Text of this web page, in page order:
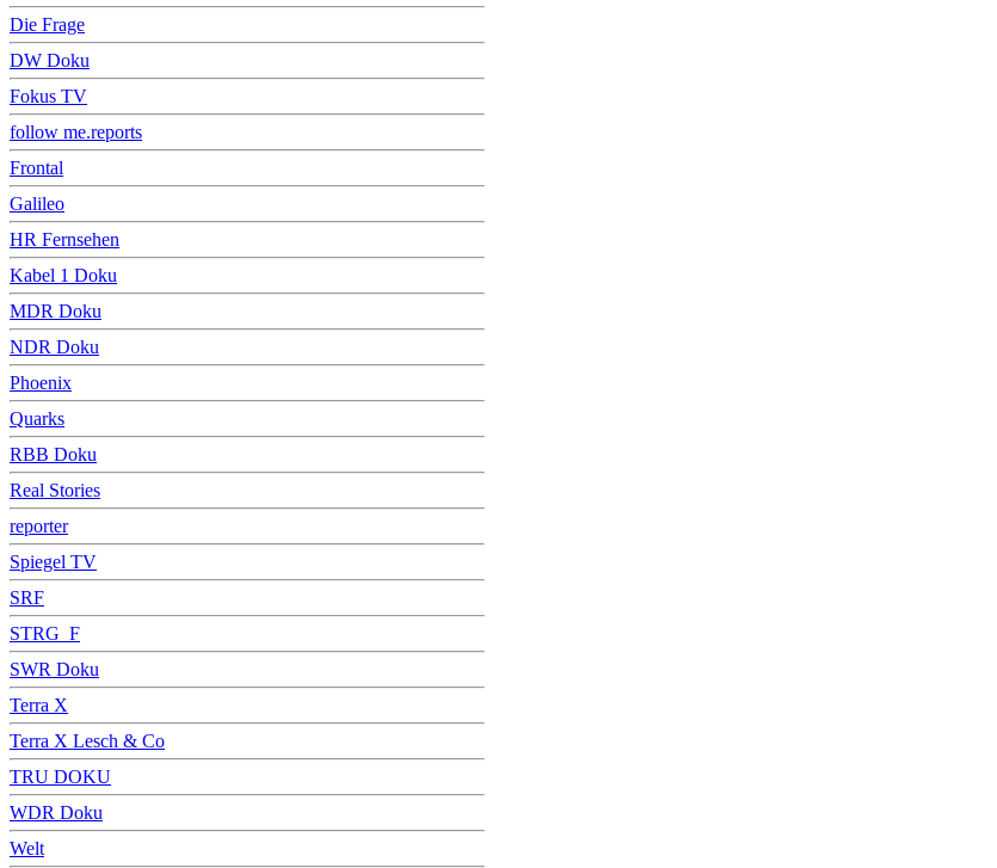
Die Frage
DW Doku
Fokus TV
follow me.reports
Frontal
Galileo
HR Fernsehen
Kabel 1 Doku
MDR Doku
NDR Doku
Phoenix
Quarks
RBB Doku
Real Stories
reporter
Spiegel TV
SRF
STRG_F
SWR Doku
Terra X
Terra X Lesch & Co
TRU DOKU
WDR Doku
Welt